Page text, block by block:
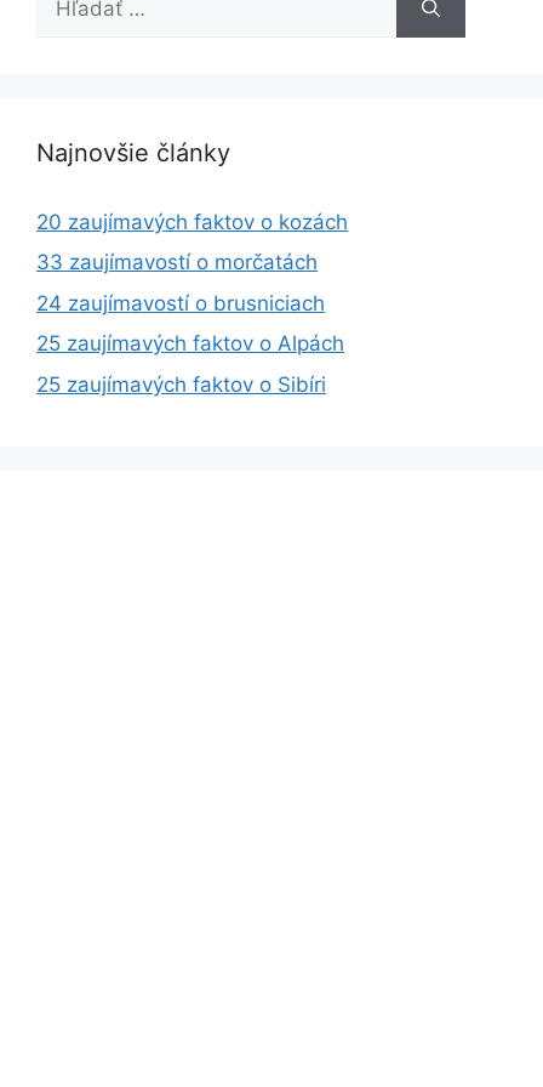
Najnovšie články
20 zaujímavých faktov o kozách
33 zaujímavostí o morčatách
24 zaujímavostí o brusniciach
25 zaujímavých faktov o Alpách
25 zaujímavých faktov o Sibíri